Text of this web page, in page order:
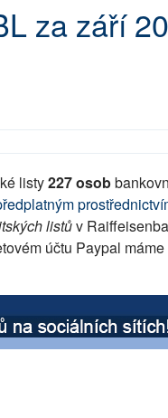
za září
listy227 osob
listův
účtu Paypal